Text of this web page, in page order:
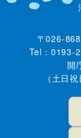
〒026-
Tel：0193-
開
（土日